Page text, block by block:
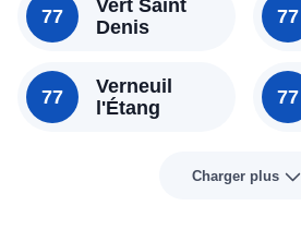
77
Vert Saint
Denis
77
Verneuil
l'Étang
77
77
Charger plus